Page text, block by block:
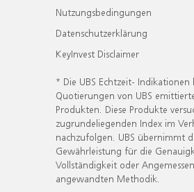
Nutzungsbedingungen
Datenschutzerklärung
KeyInvest Disclaimer
* Die UBS Echtzeit- Indikationen
Quotierungen von UBS
Produkten. Diese Produkte
zugrundeliegenden Index im
nachzufolgen. UBS übernimmt
Gewährleistung für die
Vollständigkeit oder
angewandten Methodik.